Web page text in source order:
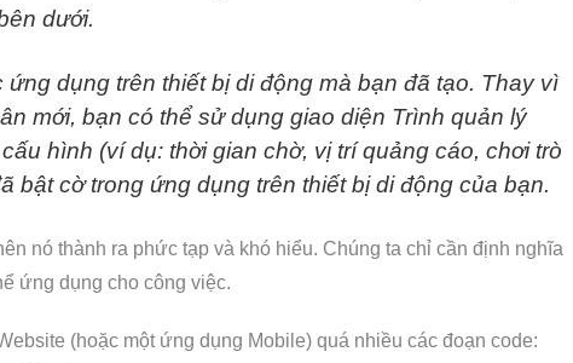
dưới.
dụng trên thiết bị di động mà bạn đã tạo. Thay vì
mới, bạn có thể sử dụng giao diện Trình quản lý
hình (ví dụ: thời gian chờ, vị trí quảng cáo, chơi trò
bật cờ trong ứng dụng trên thiết bị di động của bạn.
nó thành ra phức tạp và khó hiểu. Chúng ta chỉ cần định nghĩa
ứng dụng cho công việc.
(hoặc một ứng dụng Mobile) quá nhiều các đoạn code: